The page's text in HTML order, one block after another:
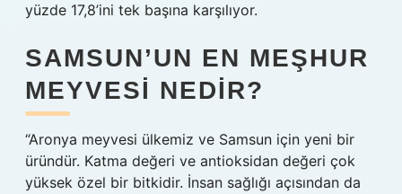
yüzde 17,8’ini tek başına karşılıyor.
SAMSUN’UN EN MEŞHUR
MEYVESI NEDIR?
“Aronya meyvesi ülkemiz ve Samsun için yeni bir
üründür. Katma değeri ve antioksidan değeri çok
yüksek özel bir bitkidir. İnsan sağlığı açısından da